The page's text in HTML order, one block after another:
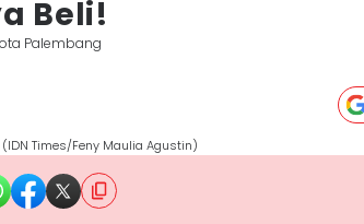
Beli!
Palembang
Times/Feny Maulia Agustin)